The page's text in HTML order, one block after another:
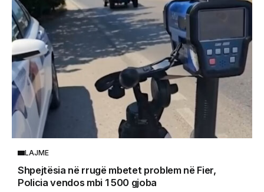
LAJME
Shpejtësia në rrugë mbetet problem në Fier,
Policia vendos mbi 1 500 gjoba